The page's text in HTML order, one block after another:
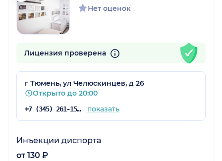
Нет оценок
Лицензия проверена
г Тюмень, ул Челюскинцев, д 26
Открыто до 20:00
+7 (345) 261-15-91 показать
Инъекции диспорта
от 130 ₽